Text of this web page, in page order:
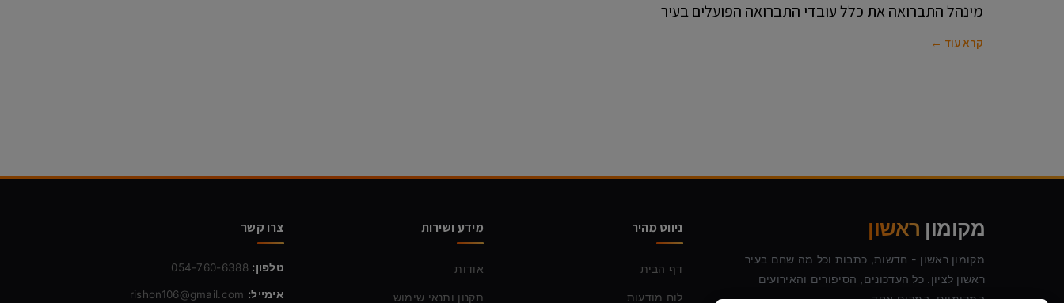
מינהל התברואה את כלל עובדי התברואה הפועלים בעיר
קרא עוד ←
מקומון ראשון
מקומון ראשון - חדשות, כתבות וכל מה שחם בעיר
ראשון לציון. כל העדכונים, הסיפורים והאירועים
המקומיים, במקום אחד.
ניווט מהיר
דף הבית
לוח מודעות
מידע ושירות
אודות
תקנון ותנאי שימוש
צרו קשר
טלפון: 054-760-6388
אימייל: rishon106@gmail.com